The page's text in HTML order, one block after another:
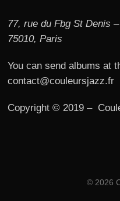
77, rue du Fbg St Denis
75010, Paris
You can send albums at
contact@couleursjazz.fr
Copyright © 2019 –
© 2026